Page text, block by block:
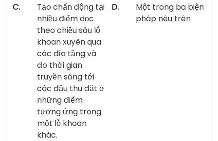
C.
Tạo chấn động tại
nhiều điểm dọc
theo chiều sâu lỗ
khoan xuyên qua
các địa tầng và
đo thời gian
truyền sóng tới
các đầu thu đặt ở
những điểm
tương ứng trong
một lỗ khoan
khác.
D.
Một trong ba biện
pháp nêu trên